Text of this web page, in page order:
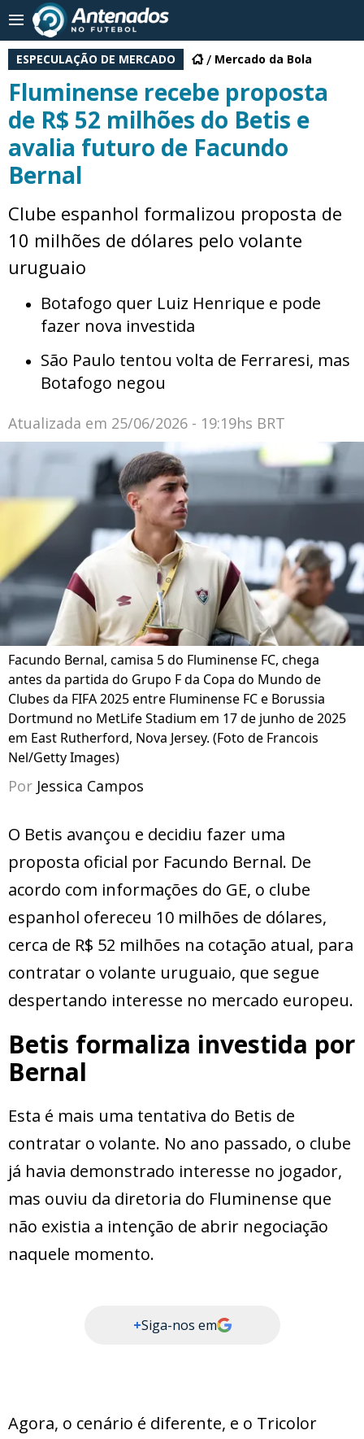
ESPECULAÇÃO DE MERCADO Mercado da Bola
Fluminense recebe proposta
de R$ 52 milhões do Betis e
avalia futuro de Facundo
Bernal
Clube espanhol formalizou proposta de
10 milhões de dólares pelo volante
uruguaio
Botafogo quer Luiz Henrique e pode
fazer nova investida
São Paulo tentou volta de Ferraresi, mas
Botafogo negou
Atualizada em 25/06/2026 - 19:19hs BRT
Facundo Bernal, camisa 5 do Fluminense FC, chega
antes da partida do Grupo F da Copa do Mundo de
Clubes da FIFA 2025 entre Fluminense FC e Borussia
Dortmund no MetLife Stadium em 17 de junho de 2025
em East Rutherford, Nova Jersey. (Foto de Francois
Nel/Getty Images)
Por Jessica Campos
O Betis avançou e decidiu fazer uma
proposta oficial por Facundo Bernal. De
acordo com informações do GE, o clube
espanhol ofereceu 10 milhões de dólares,
cerca de R$ 52 milhões na cotação atual, para
contratar o volante uruguaio, que segue
despertando interesse no mercado europeu.
Betis formaliza investida por
Bernal
Esta é mais uma tentativa do Betis de
contratar o volante. No ano passado, o clube
já havia demonstrado interesse no jogador,
mas ouviu da diretoria do Fluminense que
não existia a intenção de abrir negociação
naquele momento.
+Siga-nos em
Agora, o cenário é diferente, e o Tricolor